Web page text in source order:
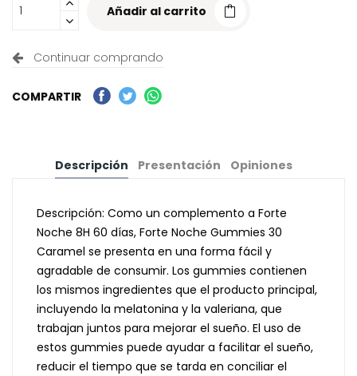
Añadir al carrito
Continuar comprando
COMPARTIR
Descripción Presentación Opiniones
Descripción: Como un complemento a Forte
Noche 8H 60 días, Forte Noche Gummies 30
Caramel se presenta en una forma fácil y
agradable de consumir. Los gummies contienen
los mismos ingredientes que el producto principal,
incluyendo la melatonina y la valeriana, que
trabajan juntos para mejorar el sueño. El uso de
estos gummies puede ayudar a facilitar el sueño,
reducir el tiempo que se tarda en conciliar el